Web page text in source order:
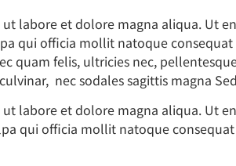
labore et dolore magna aliqua. Ut
qui officia mollit natoque
quam felis, ultricies nec,
nec sodales sagittis magna Sed
labore et dolore magna aliqua. Ut
qui officia mollit natoque